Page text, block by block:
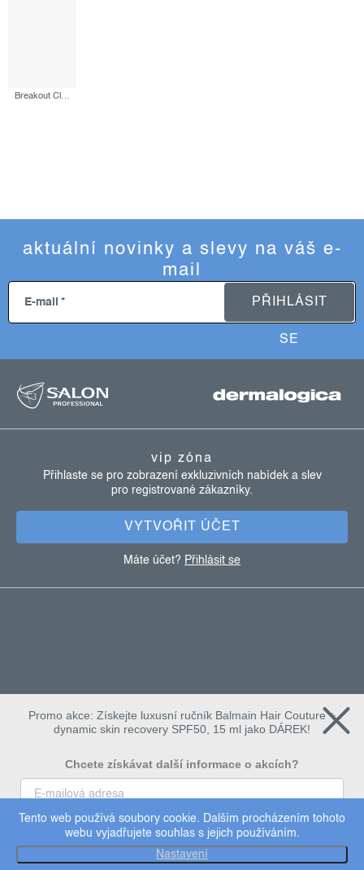
Tento web používá soubory cookie. Dalším procházením tohoto
webu vyjadřujete souhlas s jejich používáním.
Nastavení
Breakout Clearing Kit, set produktů
aktuální novinky a slevy na váš e-
mail
E-mail PŘIHLÁSIT
SE
vip zóna
Přihlaste se pro zobrazení exkluzivních nabídek a slev
pro registrované zákazníky.
VYTVOŘIT ÚČET
Máte účet? Přihlásit se
Copyright 2026Dermalogica. Všechna práva vyhrazena.
Upravit nastavení cookies
Promo akce: Získejte luxusní ručník Balmain Hair Couture +
dynamic skin recovery SPF50, 15 ml jako DÁREK!
Chcete získávat další informace o akcích?
To chci